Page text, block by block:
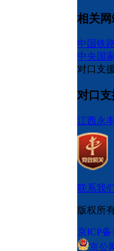
相关网
中国铁
中央国
对口支
对口
江西永
联系我
版权所
京ICP备
京公